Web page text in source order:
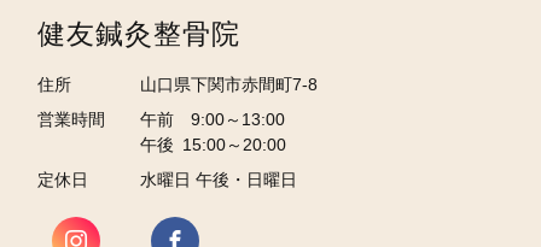
健友鍼灸整骨院
住所
山口県下関市赤間町7-8
営業時間
午前 9:00～13:00
午後 15:00～20:00
定休日
水曜日 午後・日曜日